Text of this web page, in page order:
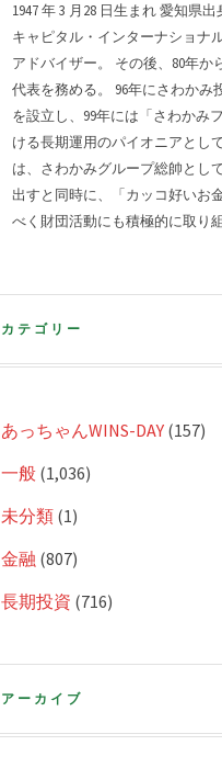
1947 年 3 月28 日生まれ 愛知県
キャピタル・インターナショナ
アドバイザー。 その後、80年か
代表を務める。 96年にさわかみ
を設立し、99年には「さわかみ
ける長期運用のパイオニアとし
は、さわかみグループ総帥とし
出すと同時に、「カッコ好いお
べく財団活動にも積極的に取り
カテゴリー
あっちゃんWINS-DAY(157)
一般(1,036)
未分類(1)
金融 (807)
長期投資 (716)
アーカイブ